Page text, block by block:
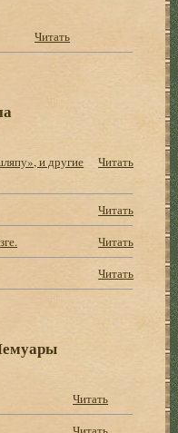
Читать
и другие
Читать
Читать
Читать
Читать
Читать